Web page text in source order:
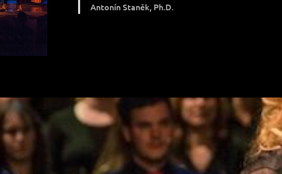
Antonín Staněk, Ph.D.